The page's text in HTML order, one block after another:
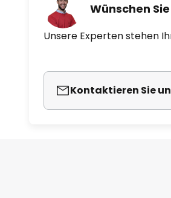
Wünschen
Unsere Experten stehen
Kontaktieren Sie